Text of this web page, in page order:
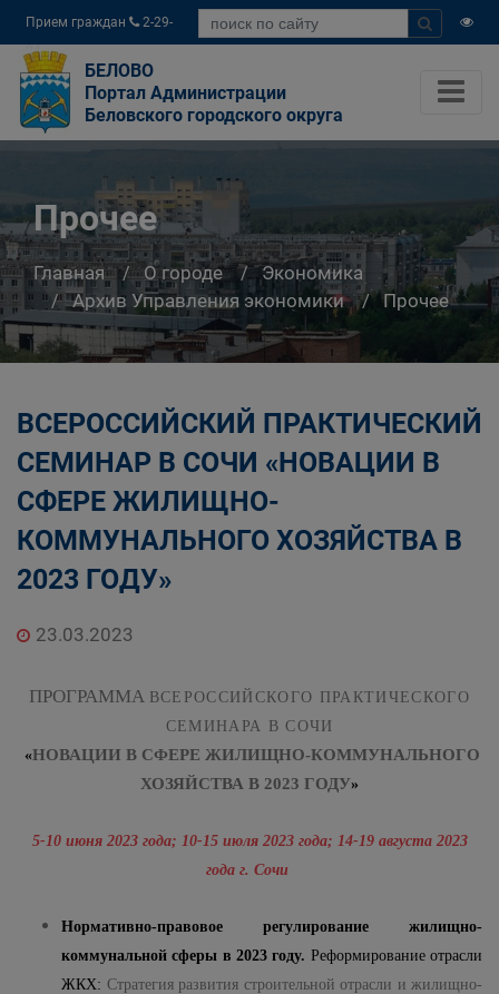
Прием граждан
2-29-
04
БЕЛОВО
Портал Администрации
Беловского городского округа
Прочее
Главная О городе
Экономика
Архив Управления экономики
Прочее
ВСЕРОССИЙСКИЙ ПРАКТИЧЕСКИЙ
СЕМИНАР В СОЧИ «НОВАЦИИ В
СФЕРЕ ЖИЛИЩНО-
КОММУНАЛЬНОГО ХОЗЯЙСТВА В
2023 ГОДУ»
23.03.2023
ПРОГРАММА ВСЕРОССИЙСКОГО ПРАКТИЧЕСКОГО
СЕМИНАРА В СОЧИ
«НОВАЦИИ В СФЕРЕ ЖИЛИЩНО-КОММУНАЛЬНОГО
ХОЗЯЙСТВА В 2023 ГОДУ»
5-10 июня 2023 года; 10-15 июля 2023 года; 14-19 августа 2023
года г. Сочи
Нормативно-правовое регулирование жилищно-
коммунальной сферы в 2023 году. Реформирование отрасли
ЖКХ: Стратегия развития строительной отрасли и жилищно-